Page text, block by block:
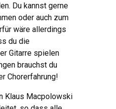
Du kannst gerne
oder auch zum
wäre allerdings
du die
Gitarre spielen
brauchst du
Chorerfahrung!
Klaus Macpolowski